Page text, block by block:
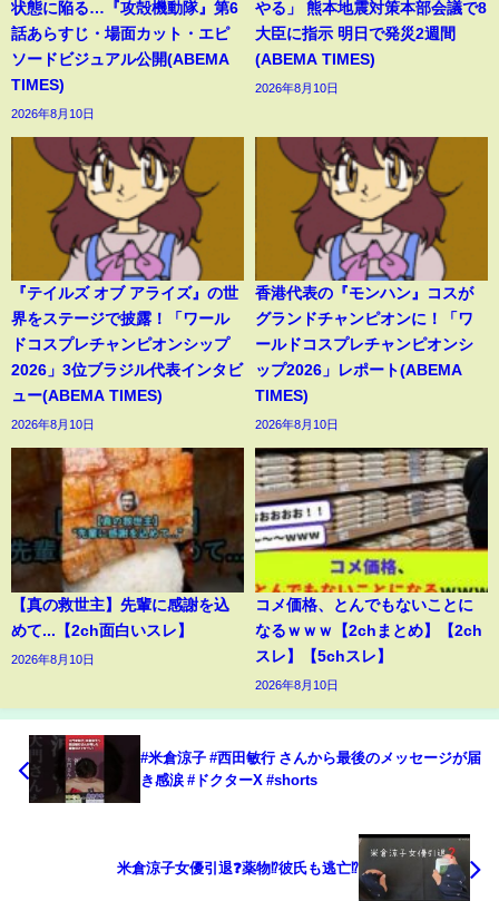
状態に陥る…『攻殻機動隊』第6
話あらすじ・場面カット・エピ
ソードビジュアル公開(ABEMA
TIMES)
2026年8月10日
やる」 熊本地震対策本部会議で8
大臣に指示 明日で発災2週間
(ABEMA TIMES)
2026年8月10日
『テイルズ オブ アライズ』の世
界をステージで披露！「ワール
ドコスプレチャンピオンシップ
2026」3位ブラジル代表インタビ
ュー(ABEMA TIMES)
2026年8月10日
香港代表の『モンハン』コスが
グランドチャンピオンに！「ワ
ールドコスプレチャンピオンシ
ップ2026」レポート(ABEMA
TIMES)
2026年8月10日
【真の救世主】先輩に感謝を込
めて...【2ch面白いスレ】
2026年8月10日
コメ価格、とんでもないことに
なるｗｗｗ【2chまとめ】【2ch
スレ】【5chスレ】
2026年8月10日
#米倉涼子 #西田敏行 さんから最後のメッセージが届
き感涙 #ドクターX #shorts
米倉涼子女優引退❓️薬物⁉️彼氏も逃亡⁉️